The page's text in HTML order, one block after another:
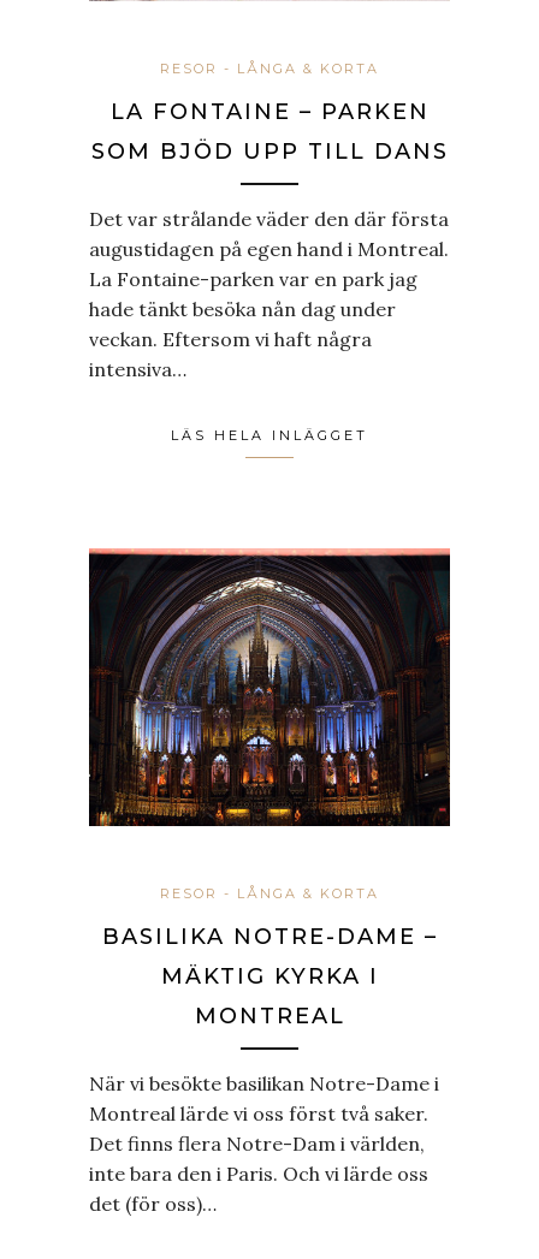
RESOR - LÅNGA & KORTA
LA FONTAINE – PARKEN
SOM BJÖD UPP TILL DANS
Det var strålande väder den där första
augustidagen på egen hand i Montreal.
La Fontaine-parken var en park jag
hade tänkt besöka nån dag under
veckan. Eftersom vi haft några
intensiva…
LÄS HELA INLÄGGET
RESOR - LÅNGA & KORTA
BASILIKA NOTRE-DAME –
MÄKTIG KYRKA I
MONTREAL
När vi besökte basilikan Notre-Dame i
Montreal lärde vi oss först två saker.
Det finns flera Notre-Dam i världen,
inte bara den i Paris. Och vi lärde oss
det (för oss)…